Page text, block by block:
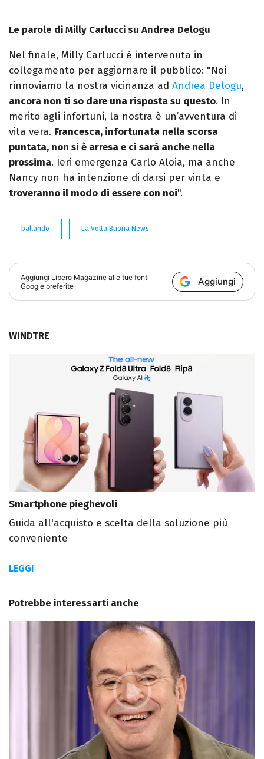
Le parole di Milly Carlucci su Andrea Delogu
Nel finale, Milly Carlucci è intervenuta in
collegamento per aggiornare il pubblico: "Noi
rinnoviamo la nostra vicinanza ad Andrea Delogu,
ancora non ti so dare una risposta su questo. In
merito agli infortuni, la nostra è un’avventura di
vita vera. Francesca, infortunata nella scorsa
puntata, non si è arresa e ci sarà anche nella
prossima. Ieri emergenza Carlo Aloia, ma anche
Nancy non ha intenzione di darsi per vinta e
troveranno il modo di essere con noi".
ballando La Volta Buona News
Aggiungi Libero Magazine alle tue fonti
Google preferite
Aggiungi
WINDTRE
Smartphone pieghevoli
Guida all'acquisto e scelta della soluzione più
conveniente
LEGGI
Potrebbe interessarti anche